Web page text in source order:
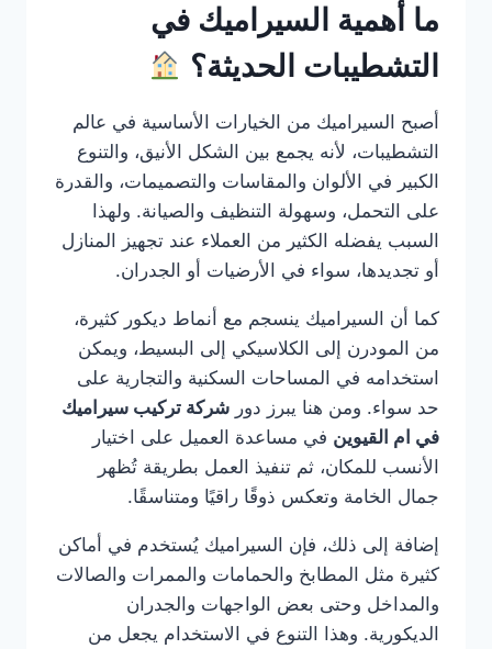
ما أهمية السيراميك في
التشطيبات الحديثة؟
أصبح السيراميك من الخيارات الأساسية في عالم
التشطيبات، لأنه يجمع بين الشكل الأنيق، والتنوع
الكبير في الألوان والمقاسات والتصميمات، والقدرة
على التحمل، وسهولة التنظيف والصيانة. ولهذا
السبب يفضله الكثير من العملاء عند تجهيز المنازل
أو تجديدها، سواء في الأرضيات أو الجدران.
كما أن السيراميك ينسجم مع أنماط ديكور كثيرة،
من المودرن إلى الكلاسيكي إلى البسيط، ويمكن
استخدامه في المساحات السكنية والتجارية على
حد سواء. ومن هنا يبرز دور شركة تركيب سيراميك
في ام القيوين في مساعدة العميل على اختيار
الأنسب للمكان، ثم تنفيذ العمل بطريقة تُظهر
جمال الخامة وتعكس ذوقًا راقيًا ومتناسقًا.
إضافة إلى ذلك، فإن السيراميك يُستخدم في أماكن
كثيرة مثل المطابخ والحمامات والممرات والصالات
والمداخل وحتى بعض الواجهات والجدران
الديكورية. وهذا التنوع في الاستخدام يجعل من